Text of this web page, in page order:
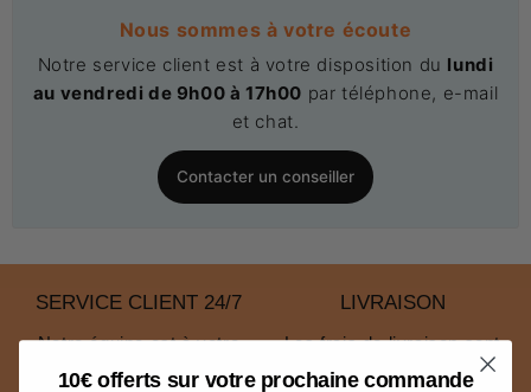
Nous sommes à votre écoute
Notre service client est à votre disposition du lundi
au vendredi de 9h00 à 17h00 par téléphone, e-mail
et chat.
Contacter un conseiller
SERVICE CLIENT 24/7
Notre équipe est à votre
disposition pour répondre à
LIVRAISON
Les frais de livraison sont
indiqués avant le paiement.
10€ offerts sur votre prochaine commande